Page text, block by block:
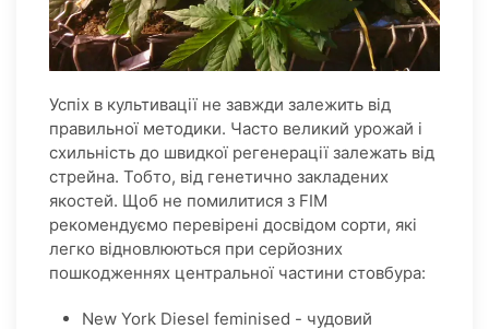
Успіх в культивації не завжди залежить від
правильної методики. Часто великий урожай і
схильність до швидкої регенерації залежать від
стрейна. Тобто, від генетично закладених
якостей. Щоб не помилитися з FIM
рекомендуємо перевірені досвідом сорти, які
легко відновлюються при серйозних
пошкодженнях центральної частини стовбура:
New York Diesel feminised - чудовий